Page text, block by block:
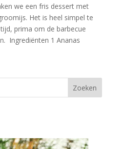
we een fris dessert met
Het is heel simpel te
prima om de barbecue
Ingrediënten 1 Ananas